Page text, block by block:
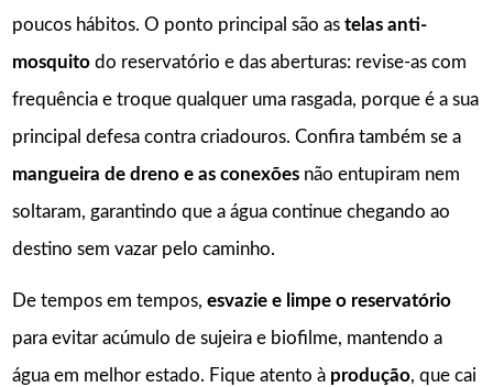
poucos hábitos. O ponto principal são as telas anti-
mosquitodo reservatório e das aberturas: revise-as com
frequência e troque qualquer uma rasgada, porque é a sua
principal defesa contra criadouros. Confira também se a
mangueira de dreno e as conexõesnão entupiram nem
soltaram, garantindo que a água continue chegando ao
destino sem vazar pelo caminho.
De tempos em tempos, esvazie e limpe o reservatório
para evitar acúmulo de sujeira e biofilme, mantendo a
água em melhor estado. Fique atento à produção, que cai